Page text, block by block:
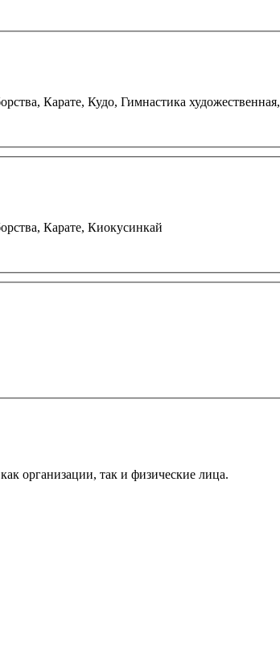
Карате, Кудо, Гимнастика художественная,
Карате, Киокусинкай
организации, так и физические лица.